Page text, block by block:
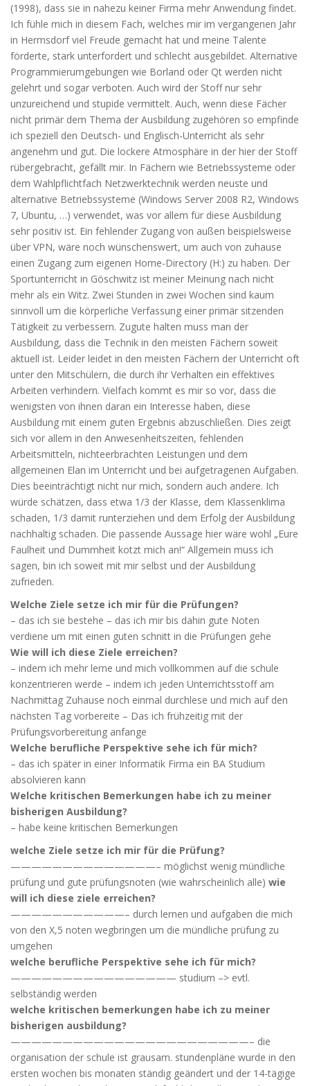
(1998), dass sie in nahezu keiner Firma mehr Anwendung findet.
Ich fühle mich in diesem Fach, welches mir im vergangenen Jahr
in Hermsdorf viel Freude gemacht hat und meine Talente
förderte, stark unterfordert und schlecht ausgebildet. Alternative
Programmierumgebungen wie Borland oder Qt werden nicht
gelehrt und sogar verboten. Auch wird der Stoff nur sehr
unzureichend und stupide vermittelt. Auch, wenn diese Fächer
nicht primär dem Thema der Ausbildung zugehören so empfinde
ich speziell den Deutsch- und Englisch-Unterricht als sehr
angenehm und gut. Die lockere Atmosphäre in der hier der Stoff
rübergebracht, gefällt mir. In Fächern wie Betriebssysteme oder
dem Wahlpflichtfach Netzwerktechnik werden neuste und
alternative Betriebssysteme (Windows Server 2008 R2, Windows
7, Ubuntu, …) verwendet, was vor allem für diese Ausbildung
sehr positiv ist. Ein fehlender Zugang von außen beispielsweise
über VPN, wäre noch wünschenswert, um auch von zuhause
einen Zugang zum eigenen Home-Directory (H:) zu haben. Der
Sportunterricht in Göschwitz ist meiner Meinung nach nicht
mehr als ein Witz. Zwei Stunden in zwei Wochen sind kaum
sinnvoll um die körperliche Verfassung einer primär sitzenden
Tätigkeit zu verbessern. Zugute halten muss man der
Ausbildung, dass die Technik in den meisten Fächern soweit
aktuell ist. Leider leidet in den meisten Fächern der Unterricht oft
unter den Mitschülern, die durch ihr Verhalten ein effektives
Arbeiten verhindern. Vielfach kommt es mir so vor, dass die
wenigsten von ihnen daran ein Interesse haben, diese
Ausbildung mit einem guten Ergebnis abzuschließen. Dies zeigt
sich vor allem in den Anwesenheitszeiten, fehlenden
Arbeitsmitteln, nichteerbrachten Leistungen und dem
allgemeinen Elan im Unterricht und bei aufgetragenen Aufgaben.
Dies beeinträchtigt nicht nur mich, sondern auch andere. Ich
würde schätzen, dass etwa 1/3 der Klasse, dem Klassenklima
schaden, 1/3 damit runterziehen und dem Erfolg der Ausbildung
nachhaltig schaden. Die passende Aussage hier wäre wohl „Eure
Faulheit und Dummheit kotzt mich an!“ Allgemein muss ich
sagen, bin ich soweit mit mir selbst und der Ausbildung
zufrieden.
Welche Ziele setze ich mir für die Prüfungen?
– das ich sie bestehe – das ich mir bis dahin gute Noten
verdiene um mit einen guten schnitt in die Prüfungen gehe
Wie will ich diese Ziele erreichen?
– indem ich mehr lerne und mich vollkommen auf die schule
konzentrieren werde – indem ich jeden Unterrichtsstoff am
Nachmittag Zuhause noch einmal durchlese und mich auf den
nächsten Tag vorbereite – Das ich frühzeitig mit der
Prüfungsvorbereitung anfange
Welche berufliche Perspektive sehe ich für mich?
– das ich später in einer Informatik Firma ein BA Studium
absolvieren kann
Welche kritischen Bemerkungen habe ich zu meiner
bisherigen Ausbildung?
– habe keine kritischen Bemerkungen
welche Ziele setze ich mir für die Prüfung?
——————————————– möglichst wenig mündliche
prüfung und gute prüfungsnoten (wie wahrscheinlich alle) wie
will ich diese ziele erreichen?
———————————– durch lernen und aufgaben die mich
von den X,5 noten wegbringen um die mündliche prüfung zu
umgehen
welche berufliche Perspektive sehe ich für mich?
———————————————— studium –> evtl.
selbständig werden
welche kritischen bemerkungen habe ich zu meiner
bisherigen ausbildung?
———————————————————————– die
organisation der schule ist grausam. stundenpläne wurde in den
ersten wochen bis monaten ständig geändert und der 14-tägige